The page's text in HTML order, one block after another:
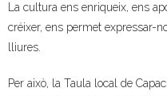
- Grup d’Opinió
La cultura ens enriqueix, ens
créixer, ens permet expressar-
lliures.
Per això, la Taula local de